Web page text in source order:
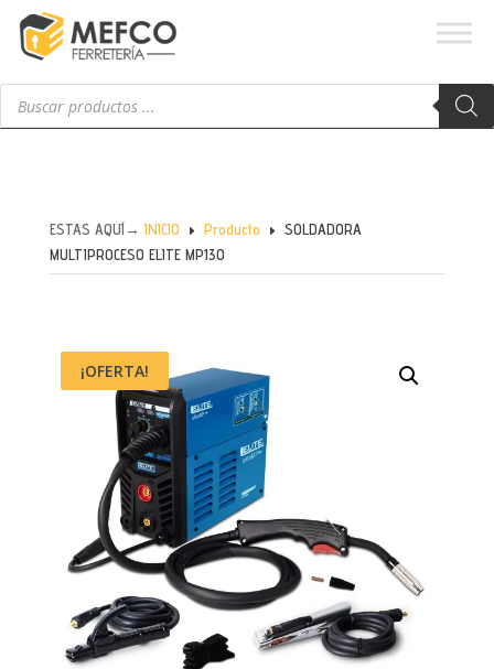
Búsqueda
productos
ESTAS AQUÍ→ INICIO E Producto E SOLDADORA
MULTIPROCESO ELITE MP130
¡OFERTA!